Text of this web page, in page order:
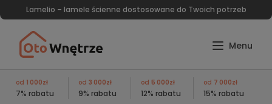
Lamelio – lamele ścienne dostosowane do Twoich potrzeb
od 1 000zł
7% rabatu
od 3 000zł
9% rabatu
od 5 000zł
12% rabatu
od 7 000zł
15% rabatu